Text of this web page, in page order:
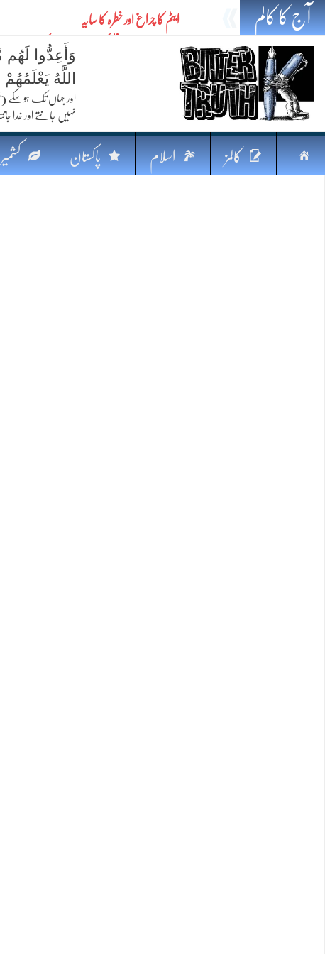
آج کا کالم ایٹم کا چراغ اور خطرہ کا سایہ
تیل،تلواراورتدبر:خلیج کی بدلتی بساط پرپاکستان
ایٹم کا نیا افق: طاقت، سیاست اور مشرقِ وسطیٰ
فکرِ اقبال اورامنِ عالم میں پاکستان کاکردار
جہاں ایک لہر دنیا بدل سکتی ہے
پردہ وبیانیہ
وَأَعِدُّوا
اللَّهُ
اور جہاں تک ہوسکے
نہیں جانتے اور خدا
صفحہ کالمز اسلام پاکستان کشمیر